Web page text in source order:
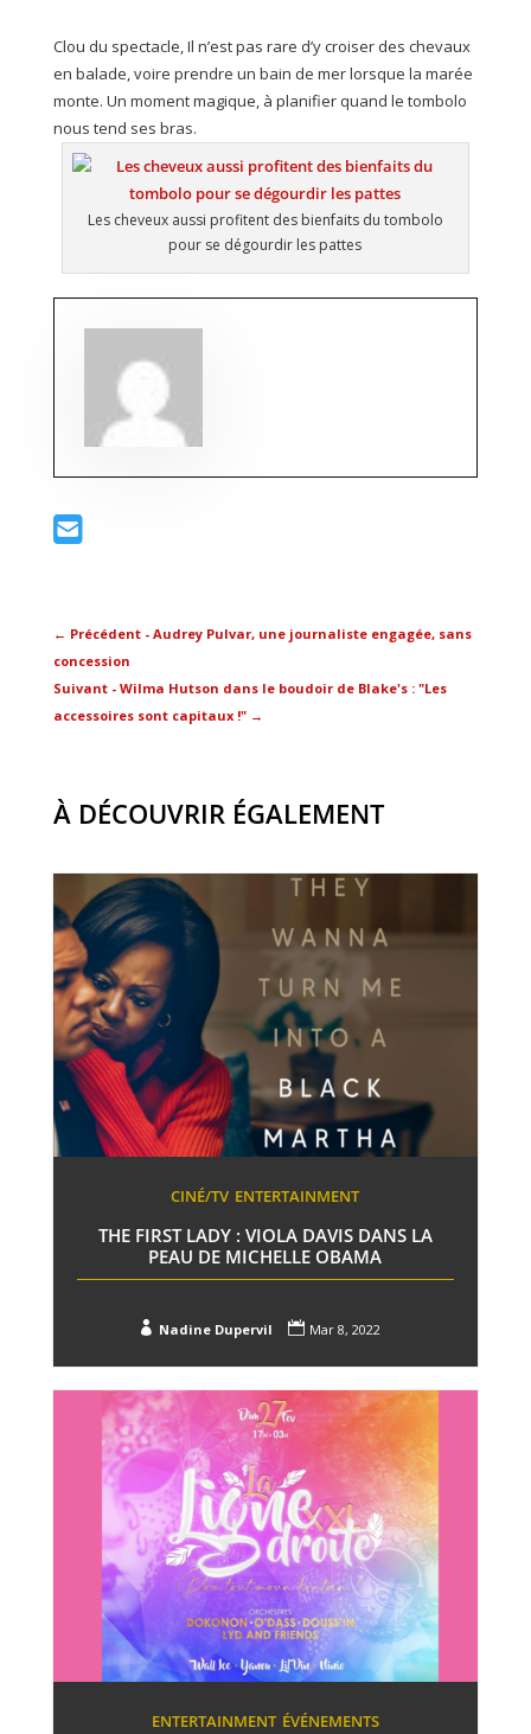
Clou du spectacle, Il n’est pas rare d’y croiser des chevaux
en balade, voire prendre un bain de mer lorsque la marée
monte. Un moment magique, à planifier quand le tombolo
nous tend ses bras.
Les cheveux aussi profitent des bienfaits du tombolo
pour se dégourdir les pattes
← Précédent - Audrey Pulvar, une journaliste engagée, sans
concession
Suivant - Wilma Hutson dans le boudoir de Blake's : "Les
accessoires sont capitaux !"→
À DÉCOUVRIR ÉGALEMENT
CINÉ/TV ENTERTAINMENT
THE FIRST LADY : VIOLA DAVIS DANS LA
PEAU DE MICHELLE OBAMA
 Nadine Dupervil  Mar 8, 2022
ENTERTAINMENT ÉVÉNEMENTS